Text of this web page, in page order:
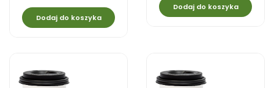
Dodaj do koszyka
Dodaj do koszyka